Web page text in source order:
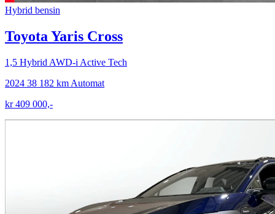
Hybrid bensin
Toyota Yaris Cross
1,5 Hybrid AWD-i Active Tech
2024 38 182 km Automat
kr 409 000,-